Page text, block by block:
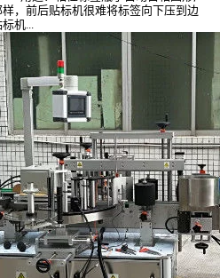
，前后贴标机很难将标签向下压到边
机...